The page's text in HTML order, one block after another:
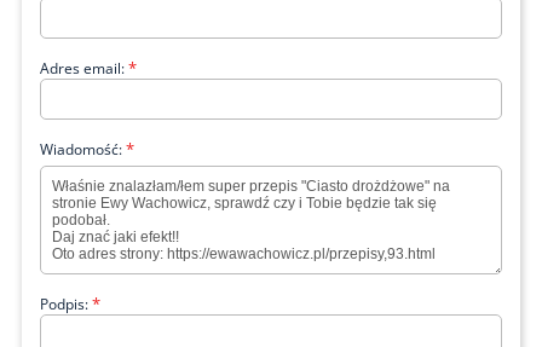
Adres email:*
Wiadomość:*
Podpis:*